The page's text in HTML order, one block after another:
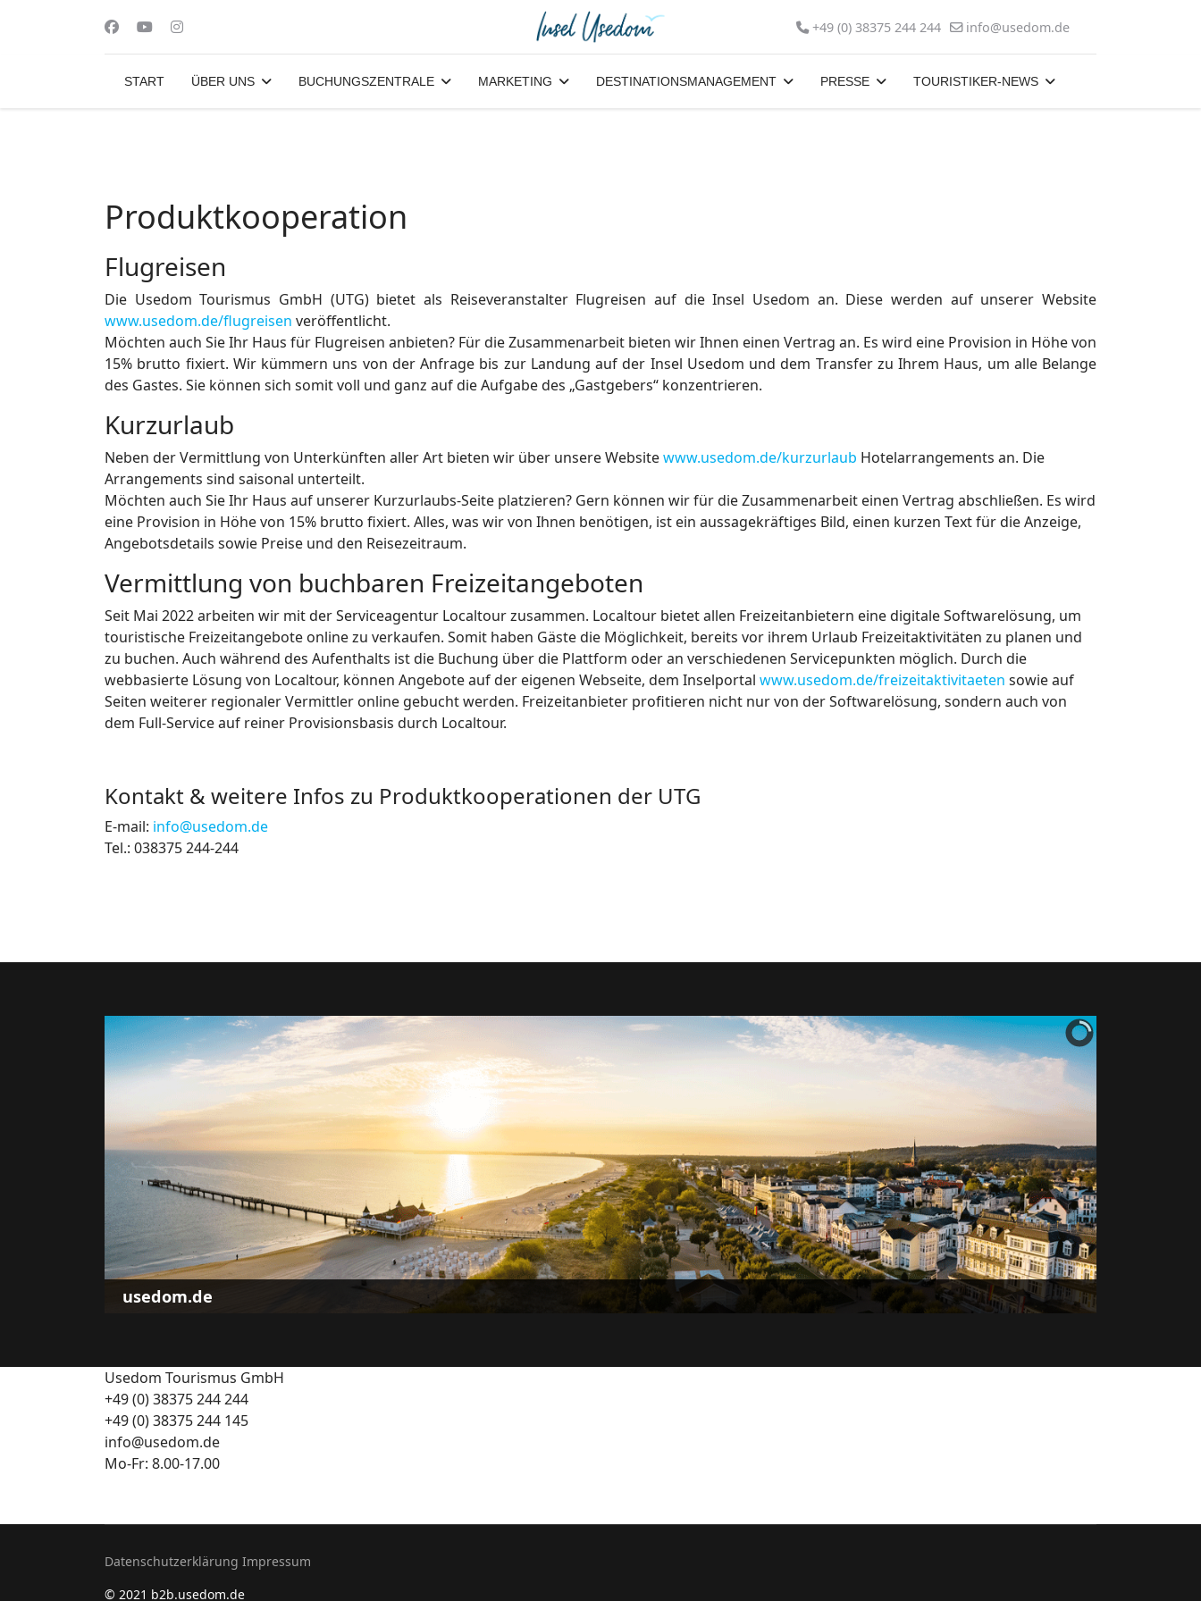
+49 (0) 38375 244 244 info@usedom.de
START ÜBER UNS BUCHUNGSZENTRALE MARKETING DESTINATIONSMANAGEMENT PRESSE TOURISTIKER-NEWS
Produktkooperation
Flugreisen
Die Usedom Tourismus GmbH (UTG) bietet als Reiseveranstalter Flugreisen auf die Insel Usedom an. Diese werden auf unserer Website
www.usedom.de/flugreisen veröffentlicht.
Möchten auch Sie Ihr Haus für Flugreisen anbieten? Für die Zusammenarbeit bieten wir Ihnen einen Vertrag an. Es wird eine Provision in Höhe von
15% brutto fixiert. Wir kümmern uns von der Anfrage bis zur Landung auf der Insel Usedom und dem Transfer zu Ihrem Haus, um alle Belange
des Gastes. Sie können sich somit voll und ganz auf die Aufgabe des „Gastgebers“ konzentrieren.
Kurzurlaub
Neben der Vermittlung von Unterkünften aller Art bieten wir über unsere Websitewww.usedom.de/kurzurlaub Hotelarrangements an. Die
Arrangements sind saisonal unterteilt.
Möchten auch Sie Ihr Haus auf unserer Kurzurlaubs-Seite platzieren? Gern können wir für die Zusammenarbeit einen Vertrag abschließen. Es wird
eine Provision in Höhe von 15% brutto fixiert. Alles, was wir von Ihnen benötigen, ist ein aussagekräftiges Bild, einen kurzen Text für die Anzeige,
Angebotsdetails sowie Preise und den Reisezeitraum.
Vermittlung von buchbaren Freizeitangeboten
Seit Mai 2022 arbeiten wir mit der Serviceagentur Localtour zusammen. Localtour bietet allen Freizeitanbietern eine digitale Softwarelösung, um
touristische Freizeitangebote online zu verkaufen. Somit haben Gäste die Möglichkeit, bereits vor ihrem Urlaub Freizeitaktivitäten zu planen und
zu buchen. Auch während des Aufenthalts ist die Buchung über die Plattform oder an verschiedenen Servicepunkten möglich. Durch die
webbasierte Lösung von Localtour, können Angebote auf der eigenen Webseite, dem Inselportal www.usedom.de/freizeitaktivitaeten sowie auf
Seiten weiterer regionaler Vermittler online gebucht werden. Freizeitanbieter profitieren nicht nur von der Softwarelösung, sondern auch von
dem Full-Service auf reiner Provisionsbasis durch Localtour.
Kontakt & weitere Infos zu Produktkooperationen der UTG
E-mail: info@usedom.de
Tel.: 038375 244-244
usedom.de
Usedom Tourismus GmbH
+49 (0) 38375 244 244
+49 (0) 38375 244 145
info@usedom.de
Mo-Fr: 8.00-17.00
Datenschutzerklärung Impressum
© 2021 b2b.usedom.de